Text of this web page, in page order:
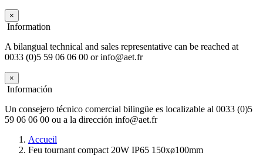
×
Information
A bilangual technical and sales representative can be reached at
0033 (0)5 59 06 06 00 or info@aet.fr
×
Información
Un consejero técnico comercial bilingüe es localizable al 0033 (0)5
59 06 06 00 ou a la dirección info@aet.fr
Accueil
Feu tournant compact 20W IP65 150xø100mm